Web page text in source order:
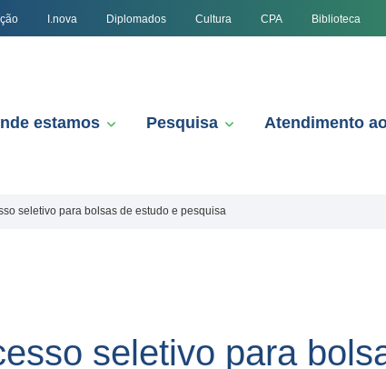
I.nova Diplomados Cultura CPA Biblioteca
estamos Pesquisa Atendimento
seletivo para bolsas de estudo e pesquisa
seletivo para